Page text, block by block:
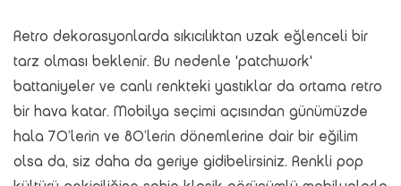
Retro dekorasyonlarda sıkıcılıktan uzak eğlenceli bir
tarz olması beklenir. Bu nedenle 'patchwork'
battaniyeler ve canlı renkteki yastıklar da ortama retro
bir hava katar. Mobilya seçimi açısından günümüzde
hala 70’lerin ve 80’lerin dönemlerine dair bir eğilim
olsa da, siz daha da geriye gidibelirsiniz. Renkli pop